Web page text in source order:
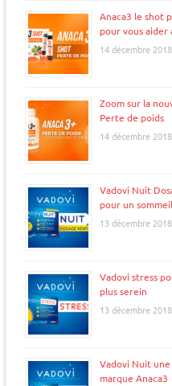
Anaca3 le shot
pour vous aider
14 décembre 2018
Zoom sur la
Perte de poids
14 décembre 2018
Vadovi Nuit
pour un
13 décembre 2018
Vadovi stress
plus serein
13 décembre 2018
Vadovi Nuit
marque Anaca3